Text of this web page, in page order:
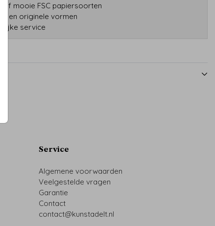
TUINBORD
mooie FSC papiersoorten
en originele vormen
service
Service
Algemene voorwaarden
Veelgestelde vragen
Garantie
Contact
contact@kunstadelt.nl